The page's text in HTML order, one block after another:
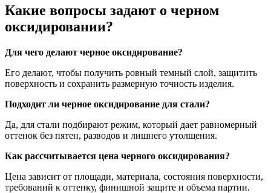
Какие вопросы задают о черном
оксидировании?
Для чего делают черное оксидирование?
Его делают, чтобы получить ровный темный слой, защитить
поверхность и сохранить размерную точность изделия.
Подходит ли черное оксидирование для стали?
Да, для стали подбирают режим, который дает равномерный
оттенок без пятен, разводов и лишнего утолщения.
Как рассчитывается цена черного оксидирования?
Цена зависит от площади, материала, состояния поверхности,
требований к оттенку, финишной защите и объема партии.